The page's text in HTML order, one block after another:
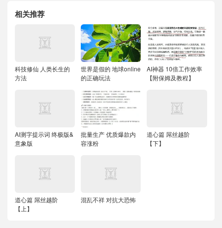
相关推荐
科技修仙 人类长生的
方法
世界是假的 地球online
的正确玩法
AI神器 10倍工作效率
【附保姆及教程】
AI测字提示词 终极版&
意象版
批量生产 优质爆款内
容涨粉
道心篇 屌丝越阶
【下】
道心篇 屌丝越阶
【上】
混乱不祥 对抗大恐怖